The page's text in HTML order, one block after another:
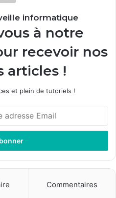
informatique
à notre
recevoir nos
articles !
et plein de tutoriels !
Commentaires